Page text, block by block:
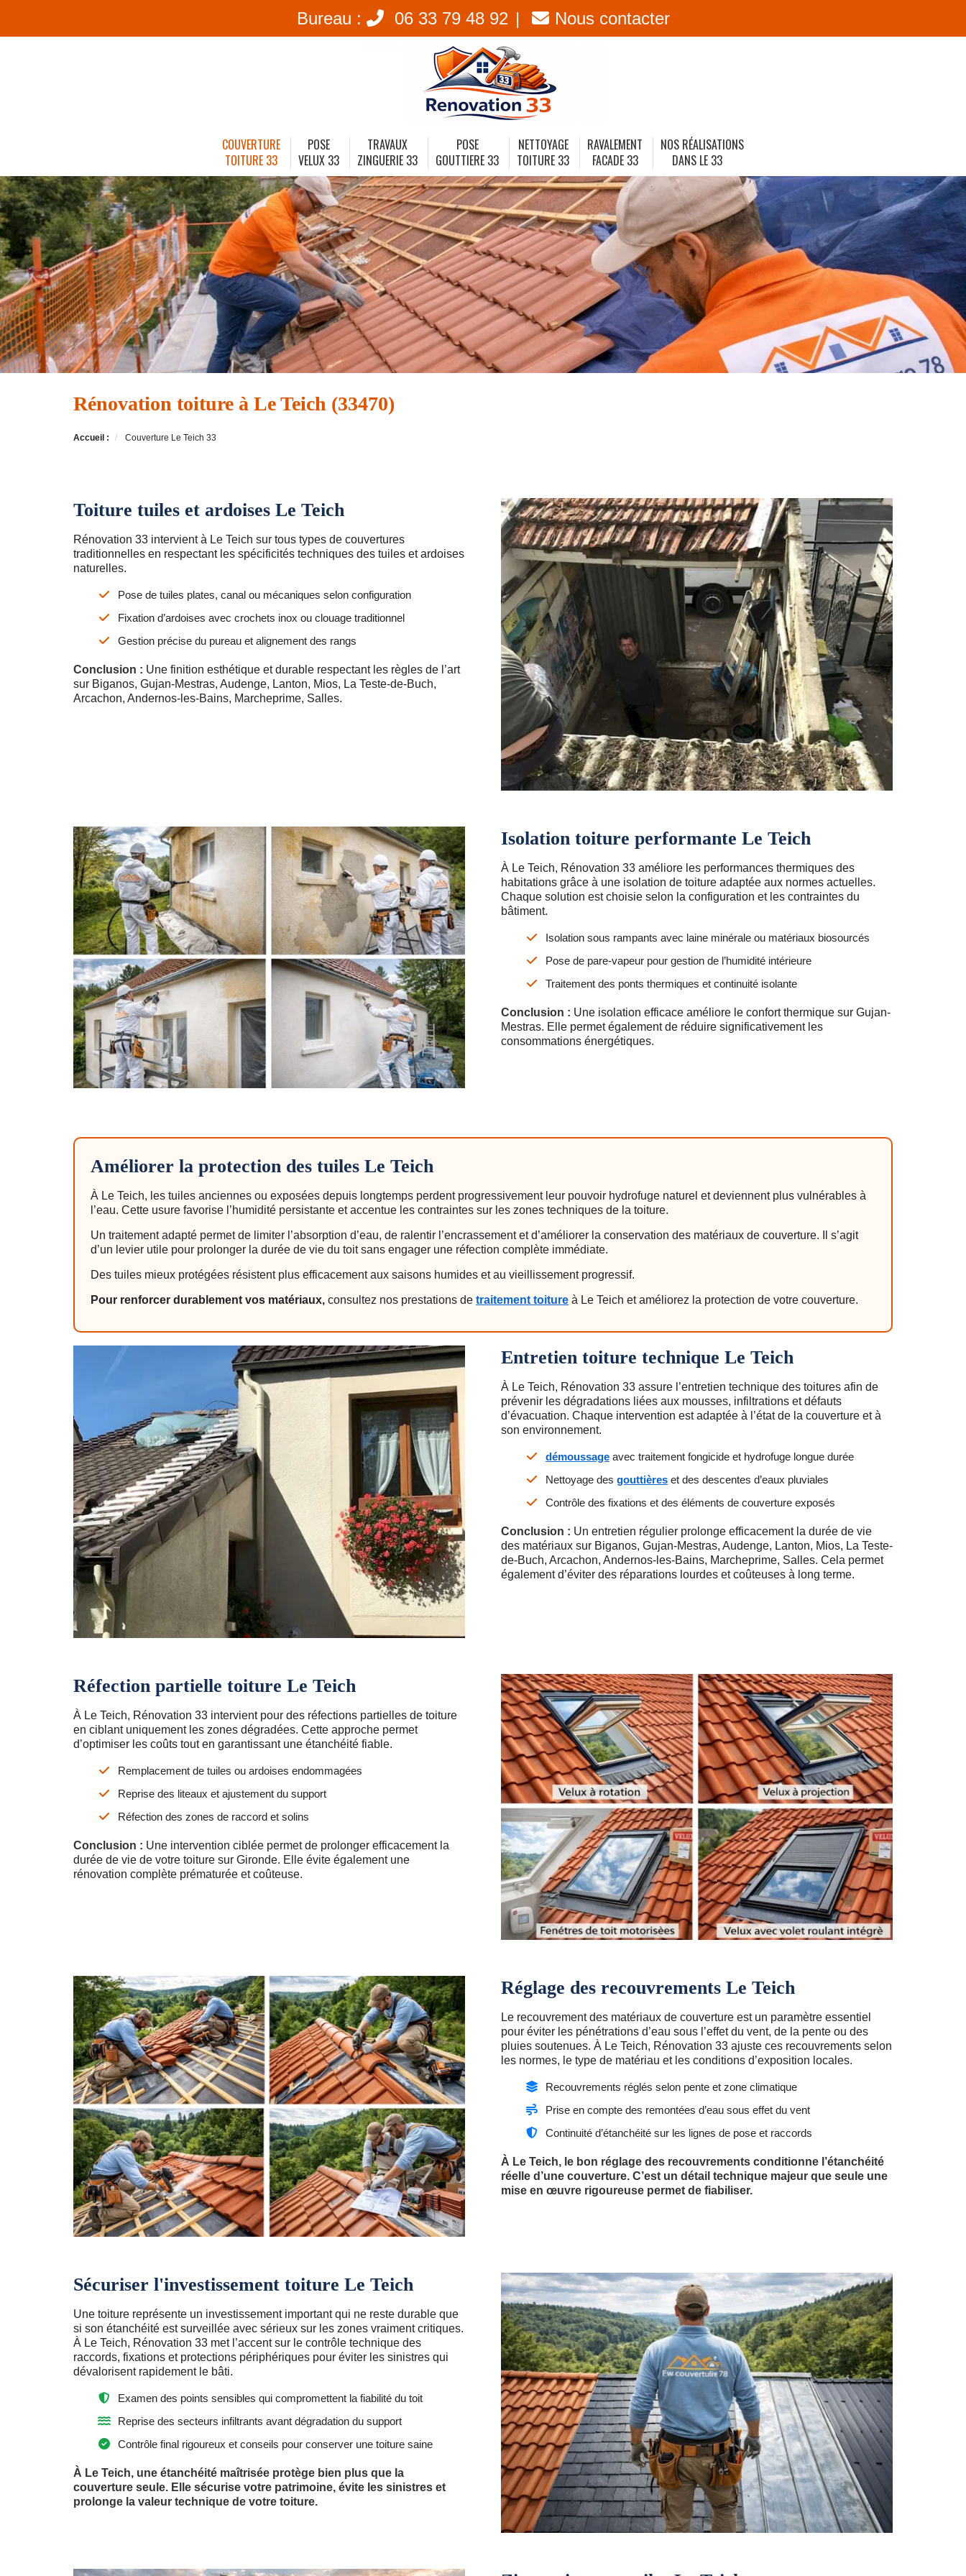
Bureau : 06 33 79 48 92 Nous contacter
COUVERTURE
TOITURE 33
POSE
VELUX 33
TRAVAUX
ZINGUERIE 33
POSE
GOUTTIERE 33
NETTOYAGE
TOITURE 33
RAVALEMENT
FACADE 33
NOS RÉALISATIONS
DANS LE 33
Rénovation toiture à Le Teich (33470)
Accueil : Couverture Le Teich 33
Toiture tuiles et ardoises Le Teich
Rénovation 33 intervient à Le Teich sur tous types de couvertures
traditionnelles en respectant les spécificités techniques des tuiles et ardoises
naturelles.
Pose de tuiles plates, canal ou mécaniques selon configuration
Fixation d’ardoises avec crochets inox ou clouage traditionnel
Gestion précise du pureau et alignement des rangs
Conclusion : Une finition esthétique et durable respectant les règles de l’art
sur Biganos, Gujan-Mestras, Audenge, Lanton, Mios, La Teste-de-Buch,
Arcachon, Andernos-les-Bains, Marcheprime, Salles.
Isolation toiture performante Le Teich
À Le Teich, Rénovation 33 améliore les performances thermiques des
habitations grâce à une isolation de toiture adaptée aux normes actuelles.
Chaque solution est choisie selon la configuration et les contraintes du
bâtiment.
Isolation sous rampants avec laine minérale ou matériaux biosourcés
Pose de pare-vapeur pour gestion de l’humidité intérieure
Traitement des ponts thermiques et continuité isolante
Conclusion : Une isolation efficace améliore le confort thermique sur Gujan-
Mestras. Elle permet également de réduire significativement les
consommations énergétiques.
Améliorer la protection des tuiles Le Teich
À Le Teich, les tuiles anciennes ou exposées depuis longtemps perdent progressivement leur pouvoir hydrofuge naturel et deviennent plus vulnérables à
l’eau. Cette usure favorise l’humidité persistante et accentue les contraintes sur les zones techniques de la toiture.
Un traitement adapté permet de limiter l’absorption d’eau, de ralentir l’encrassement et d’améliorer la conservation des matériaux de couverture. Il s’agit
d’un levier utile pour prolonger la durée de vie du toit sans engager une réfection complète immédiate.
Des tuiles mieux protégées résistent plus efficacement aux saisons humides et au vieillissement progressif.
Pour renforcer durablement vos matériaux, consultez nos prestations de traitement toiture à Le Teich et améliorez la protection de votre couverture.
Entretien toiture technique Le Teich
À Le Teich, Rénovation 33 assure l’entretien technique des toitures afin de
prévenir les dégradations liées aux mousses, infiltrations et défauts
d’évacuation. Chaque intervention est adaptée à l’état de la couverture et à
son environnement.
démoussage avec traitement fongicide et hydrofuge longue durée
Nettoyage des gouttières et des descentes d’eaux pluviales
Contrôle des fixations et des éléments de couverture exposés
Conclusion : Un entretien régulier prolonge efficacement la durée de vie
des matériaux sur Biganos, Gujan-Mestras, Audenge, Lanton, Mios, La Teste-
de-Buch, Arcachon, Andernos-les-Bains, Marcheprime, Salles. Cela permet
également d’éviter des réparations lourdes et coûteuses à long terme.
Réfection partielle toiture Le Teich
À Le Teich, Rénovation 33 intervient pour des réfections partielles de toiture
en ciblant uniquement les zones dégradées. Cette approche permet
d’optimiser les coûts tout en garantissant une étanchéité fiable.
Remplacement de tuiles ou ardoises endommagées
Reprise des liteaux et ajustement du support
Réfection des zones de raccord et solins
Conclusion : Une intervention ciblée permet de prolonger efficacement la
durée de vie de votre toiture sur Gironde. Elle évite également une
rénovation complète prématurée et coûteuse.
Réglage des recouvrements Le Teich
Le recouvrement des matériaux de couverture est un paramètre essentiel
pour éviter les pénétrations d’eau sous l’effet du vent, de la pente ou des
pluies soutenues. À Le Teich, Rénovation 33 ajuste ces recouvrements selon
les normes, le type de matériau et les conditions d’exposition locales.
Recouvrements réglés selon pente et zone climatique
Prise en compte des remontées d’eau sous effet du vent
Continuité d’étanchéité sur les lignes de pose et raccords
À Le Teich, le bon réglage des recouvrements conditionne l’étanchéité
réelle d’une couverture. C’est un détail technique majeur que seule une
mise en œuvre rigoureuse permet de fiabiliser.
Sécuriser l'investissement toiture Le Teich
Une toiture représente un investissement important qui ne reste durable que
si son étanchéité est surveillée avec sérieux sur les zones vraiment critiques.
À Le Teich, Rénovation 33 met l’accent sur le contrôle technique des
raccords, fixations et protections périphériques pour éviter les sinistres qui
dévalorisent rapidement le bâti.
Examen des points sensibles qui compromettent la fiabilité du toit
Reprise des secteurs infiltrants avant dégradation du support
Contrôle final rigoureux et conseils pour conserver une toiture saine
À Le Teich, une étanchéité maîtrisée protège bien plus que la
couverture seule. Elle sécurise votre patrimoine, évite les sinistres et
prolonge la valeur technique de votre toiture.